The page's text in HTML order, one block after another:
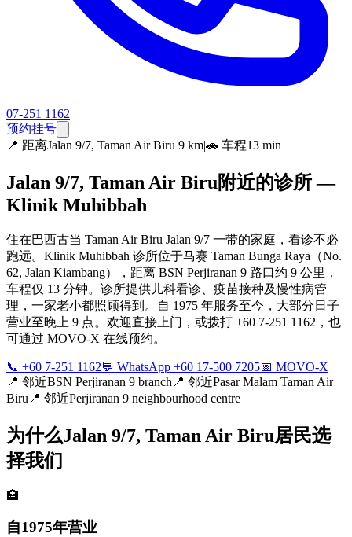
07-251 1162
预约挂号
📍 距离Jalan 9/7, Taman Air Biru 9 km|🚗 车程13 min
Jalan 9/7, Taman Air Biru附近的诊所 —
Klinik Muhibbah
住在巴西古当 Taman Air Biru Jalan 9/7 一带的家庭，看诊不必
跑远。Klinik Muhibbah 诊所位于马赛 Taman Bunga Raya（No.
62, Jalan Kiambang），距离 BSN Perjiranan 9 路口约 9 公里，
车程仅 13 分钟。诊所提供儿科看诊、疫苗接种及慢性病管
理，一家老小都照顾得到。自 1975 年服务至今，大部分日子
营业至晚上 9 点。欢迎直接上门，或拨打 +60 7-251 1162，也
可通过 MOVO-X 在线预约。
📞 +60 7-251 1162💬 WhatsApp +60 17-500 7205📅 MOVO-X
📍 邻近BSN Perjiranan 9 branch 📍 邻近Pasar Malam Taman Air
Biru 📍 邻近Perjiranan 9 neighbourhood centre
为什么Jalan 9/7, Taman Air Biru居民选
择我们
🏥
自1975年营业